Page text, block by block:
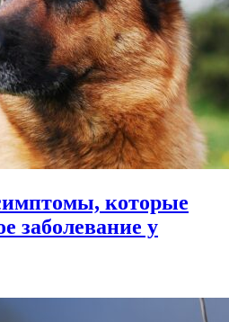
которые
заболевание у